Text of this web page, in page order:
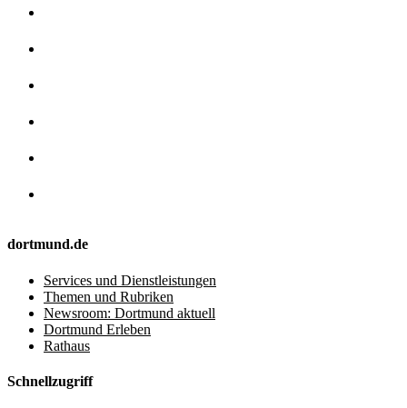
dortmund.de
Services und Dienstleistungen
Themen und Rubriken
Newsroom: Dortmund aktuell
Dortmund Erleben
Rathaus
Schnellzugriff